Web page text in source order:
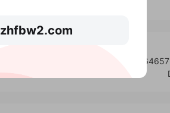
世界/LEGO Jurassic
zhfbw2.com